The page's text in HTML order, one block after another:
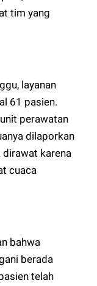
tim yang
layanan
61 pasien.
perawatan
dilaporkan
dirawat karena
cuaca
bahwa
berada
telah